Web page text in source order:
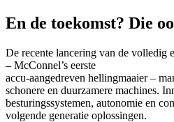
En de toekomst? Die
De recente lancering van de
– McConnel’s eerste
accu-aangedreven hellingmaaier –
schonere en duurzamere machines.
besturingssystemen, autonomie en
volgende generatie oplossingen.